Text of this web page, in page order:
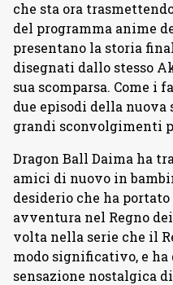
che sta ora
del programma anime
presentano la storia
disegnati dallo stesso
sua scomparsa. Come i
due episodi della nuova
grandi sconvolgimenti
Dragon Ball Daima ha
amici di nuovo in
desiderio che ha
avventura nel Regno
volta nella serie che il
modo significativo, e
sensazione nostalgica